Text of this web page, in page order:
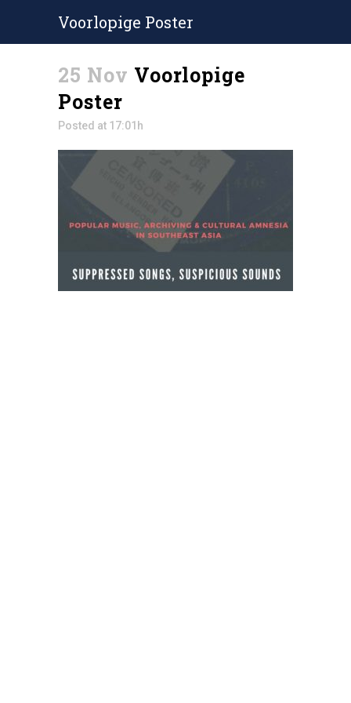
Voorlopige Poster
25 Nov Voorlopige
Poster
Posted at 17:01h